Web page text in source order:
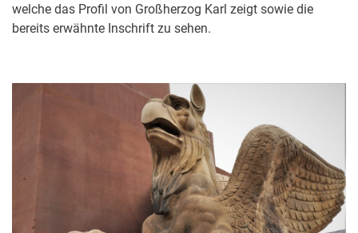
welche das Profil von Groß­her­zog Karl zeigt sowie die
bereits erwähnte Inschrift zu sehen.